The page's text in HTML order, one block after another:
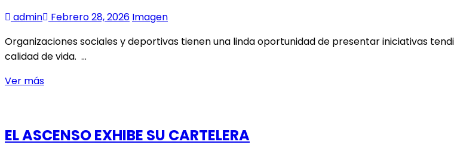
DE
SANTIAGO
DURANTE
VERANO
admin Febrero 28, 2026 Imagen
Organizaciones sociales y deportivas tienen una linda oportunidad de presentar iniciativas
calidad de vida. …
Ver másHASTA
MARZO
EL ASCENSO EXHIBE SU CARTELERA